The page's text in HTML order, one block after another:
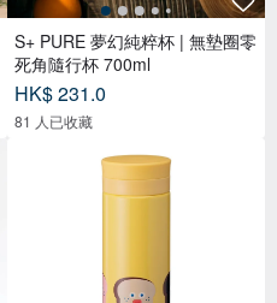
S+ PURE 夢幻純粹杯 | 無墊圈零
死角隨行杯 700ml
HK$ 231.0
81 人已收藏